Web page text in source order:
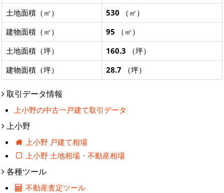
土地面積（㎡）
530 （㎡）
建物面積（㎡）
95 （㎡）
土地面積（坪）
160.3 （坪）
建物面積（坪）
28.7 （坪）
取引データ情報
上小野の中古一戸建て取引データ
上小野
上小野 戸建て相場
上小野 土地相場・不動産相場
各種ツール
不動産査定ツール